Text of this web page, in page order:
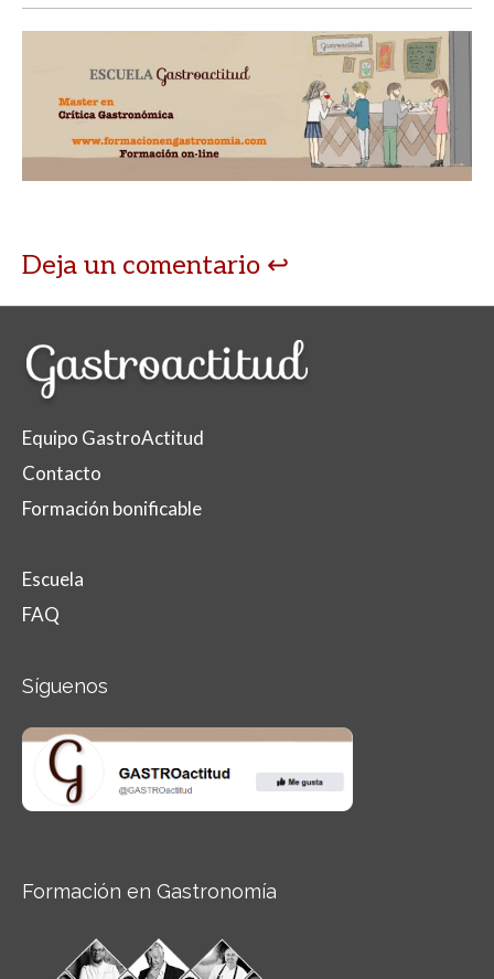
Deja un comentario
Equipo GastroActitud
Contacto
Formación bonificable
Escuela
FAQ
Síguenos
Formación en Gastronomía